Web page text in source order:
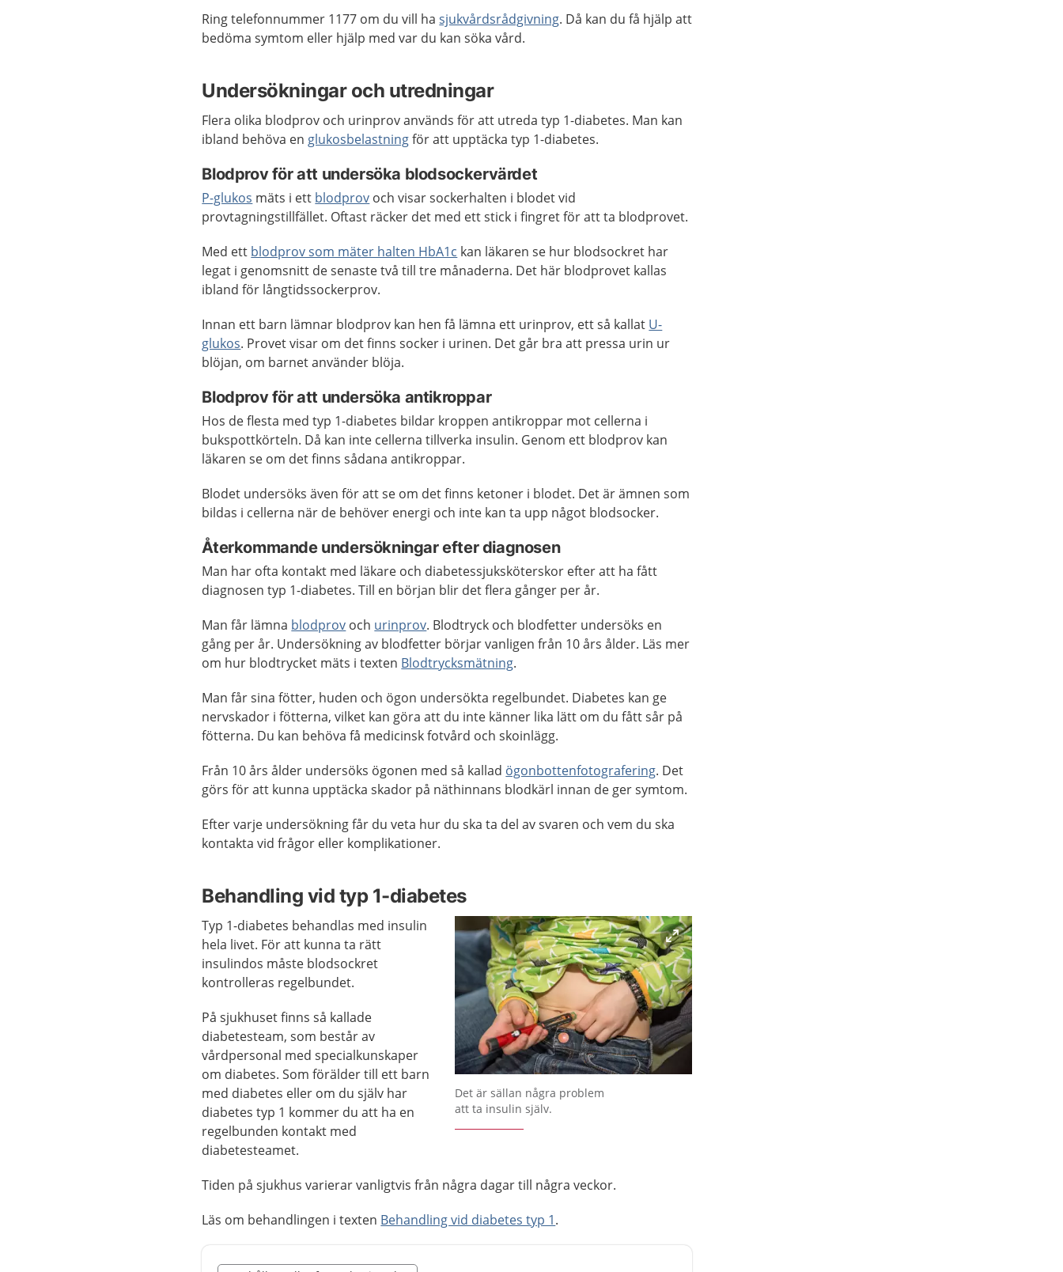
Ring telefonnummer 1177 om du vill hasjukvårdsrådgivning. Då kan du få hjälp att
bedöma symtom eller hjälp med var du kan söka vård.
Undersökningar och utredningar
Flera olika blodprov och urinprov används för att utreda typ 1-diabetes. Man kan
ibland behöva en glukosbelastningför att upptäcka typ 1-diabetes.
Blodprov för att undersöka blodsockervärdet
P-glukos mäts i ett blodprov och visar sockerhalten i blodet vid
provtagningstillfället. Oftast räcker det med ett stick i fingret för att ta blodprovet.
Med ett blodprov som mäter halten HbA1c kan läkaren se hur blodsockret har
legat i genomsnitt de senaste två till tre månaderna. Det här blodprovet kallas
ibland för långtidssockerprov.
Innan ett barn lämnar blodprov kan hen få lämna ett urinprov, ett så kallat U-
glukos. Provet visar om det finns socker i urinen. Det går bra att pressa urin ur
blöjan, om barnet använder blöja.
Blodprov för att undersöka antikroppar
Hos de flesta med typ 1-diabetes bildar kroppen antikroppar mot cellerna i
bukspottkörteln. Då kan inte cellerna tillverka insulin. Genom ett blodprov kan
läkaren se om det finns sådana antikroppar.
Blodet undersöks även för att se om det finns ketoner i blodet. Det är ämnen som
bildas i cellerna när de behöver energi och inte kan ta upp något blodsocker.
Återkommande undersökningar efter diagnosen
Man har ofta kontakt med läkare och diabetessjuksköterskor efter att ha fått
diagnosen typ 1-diabetes. Till en början blir det flera gånger per år.
Man får lämna blodprov och urinprov. Blodtryck och blodfetter undersöks en
gång per år. Undersökning av blodfetter börjar vanligen från 10 års ålder. Läs mer
om hur blodtrycket mäts i texten Blodtrycksmätning.
Man får sina fötter, huden och ögon undersökta regelbundet. Diabetes kan ge
nervskador i fötterna, vilket kan göra att du inte känner lika lätt om du fått sår på
fötterna. Du kan behöva få medicinsk fotvård och skoinlägg.
Från 10 års ålder undersöks ögonen med så kallad ögonbottenfotografering. Det
görs för att kunna upptäcka skador på näthinnans blodkärl innan de ger symtom.
Efter varje undersökning får du veta hur du ska ta del av svaren och vem du ska
kontakta vid frågor eller komplikationer.
Behandling vid typ 1-diabetes
Förstora bilden
Det är sällan några problem
att ta insulin själv.
Typ 1-diabetes behandlas med insulin
hela livet. För att kunna ta rätt
insulindos måste blodsockret
kontrolleras regelbundet.
På sjukhuset finns så kallade
diabetesteam, som består av
vårdpersonal med specialkunskaper
om diabetes. Som förälder till ett barn
med diabetes eller om du själv har
diabetes typ 1 kommer du att ha en
regelbunden kontakt med
diabetesteamet.
Tiden på sjukhus varierar vanligtvis från några dagar till några veckor.
Läs om behandlingen i texten Behandling vid diabetes typ 1.